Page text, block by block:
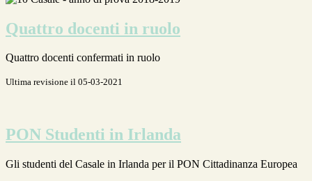
Quattro docenti in ruolo
Quattro docenti confermati in ruolo
Ultima revisione il 05-03-2021
PON Studenti in Irlanda
Gli studenti del Casale in Irlanda per il PON Cittadinanza Europea